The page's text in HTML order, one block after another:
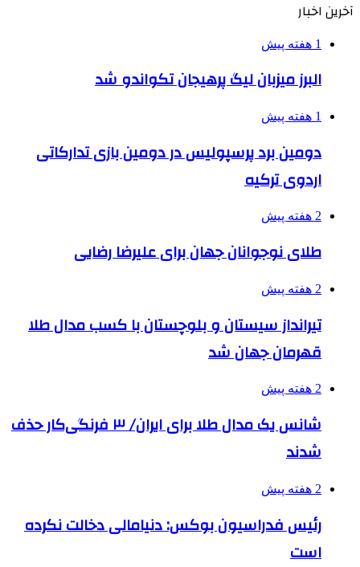
آخرین اخبار
1 هفته پیش
البرز میزبان لیگ پرهیجان تکواندو شد
1 هفته پیش
دومین برد پرسپولیس در دومین بازی تدارکاتی
اردوی ترکیه
2 هفته پیش
طلای نوجوانان جهان برای علیرضا رضایی
2 هفته پیش
تیرانداز سیستان و بلوچستان با کسب مدال طلا
قهرمان جهان شد
2 هفته پیش
شانس یک مدال طلا برای ایران/ ۳ فرنگی‌کار حذف
شدند
2 هفته پیش
رئیس فدراسیون بوکس: دنیامالی دخالت نکرده
است